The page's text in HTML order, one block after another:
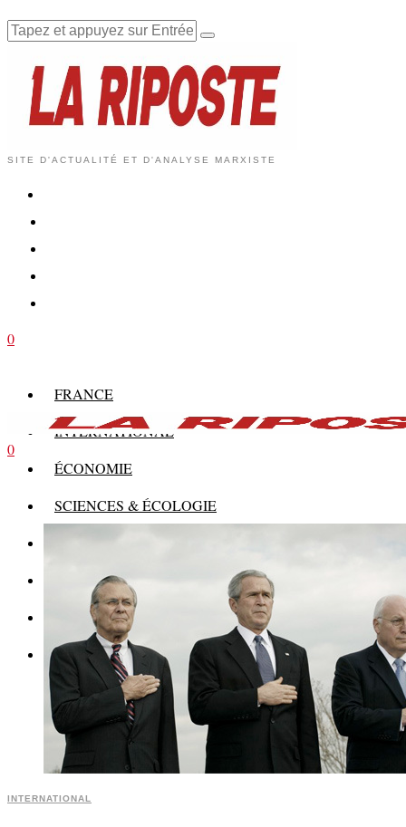
SITE D'ACTUALITÉ ET D'ANALYSE MARXISTE
0
FRANCE
INTERNATIONAL
ÉCONOMIE
SCIENCES & ÉCOLOGIE
THÉORIE
CULTURE
MULTIMÉDIAS
0
INTERNATIONAL